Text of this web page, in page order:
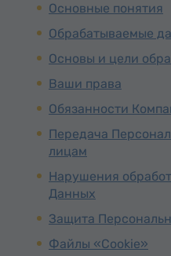
Основные понятия
Обрабатываемые
Основы и цели
Ваши права
Обязанности
Передача
лицам
Нарушения
Данных
Защита
Файлы «Cookie»